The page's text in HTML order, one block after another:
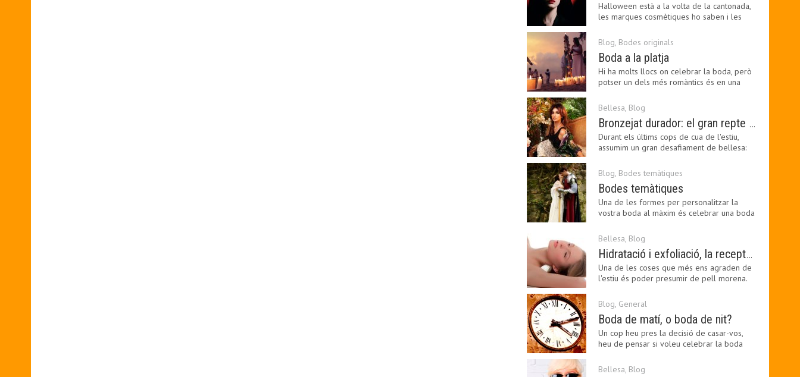
Halloween està a la volta de la cantonada,
les marques cosmètiques ho saben i les
Blog, Bodes originals
Boda a la platja
Hi ha molts llocs on celebrar la boda, però
potser un dels més romàntics és en una
Bellesa, Blog
Bronzejat durador: el gran repte beauty del final de l’estiu
Durant els últims cops de cua de l'estiu,
assumim un gran desafiament de bellesa:
Blog, Bodes temàtiques
Bodes temàtiques
Una de les formes per personalitzar la
vostra boda al màxim és celebrar una boda
Bellesa, Blog
Hidratació i exfoliació, la recepta per mantenir el bronzejat
Una de les coses que més ens agraden de
l'estiu és poder presumir de pell morena.
Blog, General
Boda de matí, o boda de nit?
Un cop heu pres la decisió de casar-vos,
heu de pensar si voleu celebrar la boda
Bellesa, Blog